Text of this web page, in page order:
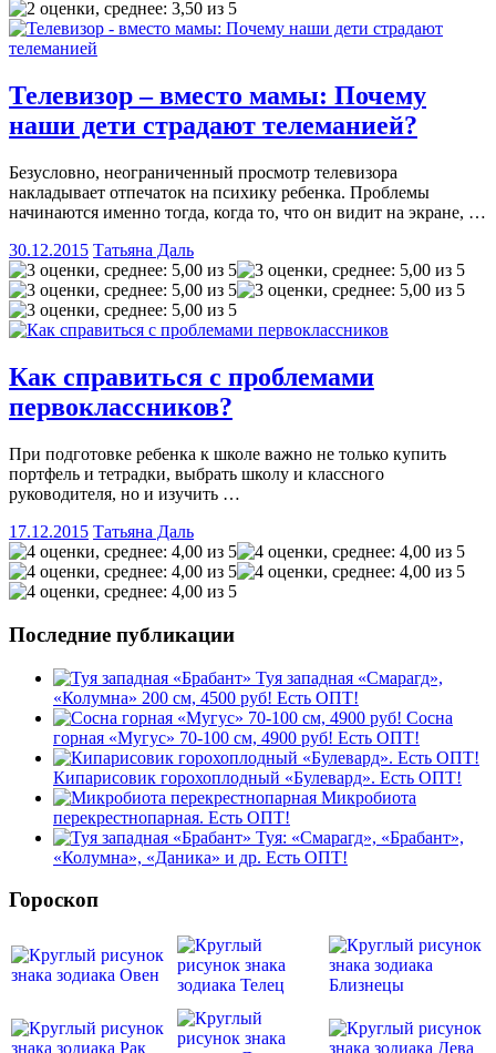
Телевизор – вместо мамы: Почему
наши дети страдают телеманией?
Безусловно, неограниченный просмотр телевизора
накладывает отпечаток на психику ребенка. Проблемы
начинаются именно тогда, когда то, что он видит на экране, …
30.12.2015 Татьяна Даль
Как справиться с проблемами
первоклассников?
При подготовке ребенка к школе важно не только купить
портфель и тетрадки, выбрать школу и классного
руководителя, но и изучить …
17.12.2015 Татьяна Даль
Последние публикации
Туя западная «Смарагд»,
«Колумна» 200 см, 4500 руб! Есть ОПТ!
Сосна
горная «Мугус» 70-100 см, 4900 руб! Есть ОПТ!
Кипарисовик горохоплодный «Булевард». Есть ОПТ!
Микробиота
перекрестнопарная. Есть ОПТ!
Туя: «Смарагд», «Брабант»,
«Колумна», «Даника» и др. Есть ОПТ!
Гороскоп